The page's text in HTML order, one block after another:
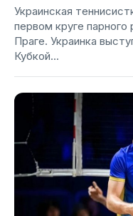
Украинская
первом круге парного
Праге. Украинка
Кубкой...